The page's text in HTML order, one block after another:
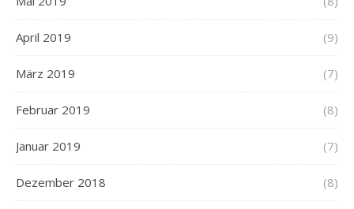
April 2019 (9)
März 2019 (7)
Februar 2019 (8)
Januar 2019 (7)
Dezember 2018 (8)